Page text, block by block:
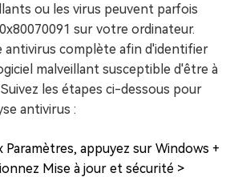
ou les virus peuvent parfois
sur votre ordinateur.
antivirus complète afin d'identifier
malveillant susceptible d'être à
les étapes ci-dessous pour
antivirus :
Paramètres, appuyez sur Windows +
Mise à jour et sécurité >